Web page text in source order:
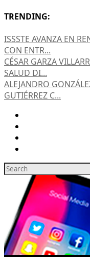
TRENDING:
ISSSTE AVANZA EN
CON ENTR...
CÉSAR GARZA
SALUD DI...
ALEJANDRO
GUTIÉRREZ C...